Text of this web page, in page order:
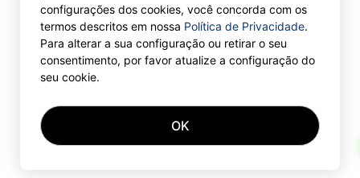
configurações dos cookies, você concorda com os
termos descritos em nossa Política de Privacidade.
Para alterar a sua configuração ou retirar o seu
consentimento, por favor atualize a configuração do
seu cookie.
OK